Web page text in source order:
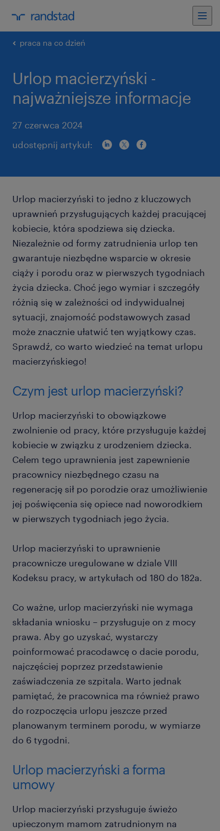
praca na co dzień
Urlop macierzyński -
najważniejsze informacje
27 czerwca 2024
udostępnij artykuł:
Urlop macierzyński to jedno z kluczowych
uprawnień przysługujących każdej pracującej
kobiecie, która spodziewa się dziecka.
Niezależnie od formy zatrudnienia urlop ten
gwarantuje niezbędne wsparcie w okresie
ciąży i porodu oraz w pierwszych tygodniach
życia dziecka. Choć jego wymiar i szczegóły
różnią się w zależności od indywidualnej
sytuacji, znajomość podstawowych zasad
może znacznie ułatwić ten wyjątkowy czas.
Sprawdź, co warto wiedzieć na temat urlopu
macierzyńskiego!
Czym jest urlop macierzyński?
Urlop macierzyński to obowiązkowe
zwolnienie od pracy, które przysługuje każdej
kobiecie w związku z urodzeniem dziecka.
Celem tego uprawnienia jest zapewnienie
pracownicy niezbędnego czasu na
regenerację sił po porodzie oraz umożliwienie
jej poświęcenia się opiece nad noworodkiem
w pierwszych tygodniach jego życia.
Urlop macierzyński to uprawnienie
pracownicze uregulowane w dziale VIII
Kodeksu pracy, w artykułach od 180 do 182a.
Co ważne, urlop macierzyński nie wymaga
składania wniosku – przysługuje on z mocy
prawa. Aby go uzyskać, wystarczy
poinformować pracodawcę o dacie porodu,
najczęściej poprzez przedstawienie
zaświadczenia ze szpitala. Warto jednak
pamiętać, że pracownica ma również prawo
do rozpoczęcia urlopu jeszcze przed
planowanym terminem porodu, w wymiarze
do 6 tygodni.
Urlop macierzyński a forma
umowy
Urlop macierzyński przysługuje świeżo
upieczonym mamom zatrudnionym na